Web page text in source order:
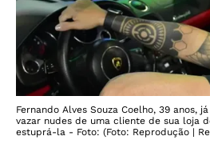
Fernando Alves Souza Coelho, 39 anos,
vazar nudes de uma cliente de sua loja
estuprá-la - Foto: (Foto: Reprodução |